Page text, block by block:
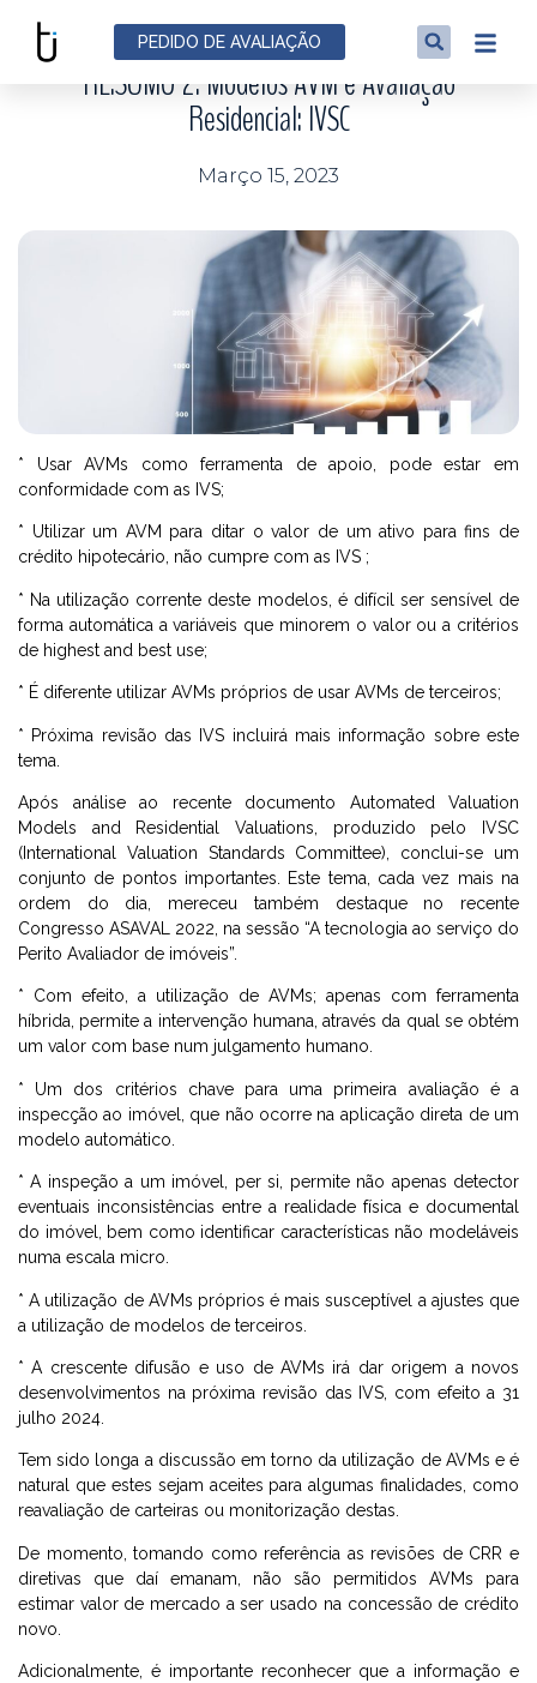
PEDIDO DE AVALIAÇÃO
NOTÍCIAS
RE:SUMO 2: Modelos AVM e Avaliação
Residencial: IVSC
Março 15, 2023
* Usar AVMs como ferramenta de apoio, pode estar em
conformidade com as IVS;
* Utilizar um AVM para ditar o valor de um ativo para fins de
crédito hipotecário, não cumpre com as IVS ;
* Na utilização corrente deste modelos, é difícil ser sensível de
forma automática a variáveis que minorem o valor ou a critérios
de highest and best use;
* É diferente utilizar AVMs próprios de usar AVMs de terceiros;
* Próxima revisão das IVS incluirá mais informação sobre este
tema.
Após análise ao recente documento Automated Valuation
Models and Residential Valuations, produzido pelo IVSC
(International Valuation Standards Committee), conclui-se um
conjunto de pontos importantes. Este tema, cada vez mais na
ordem do dia, mereceu também destaque no recente
Congresso ASAVAL 2022, na sessão “A tecnologia ao serviço do
Perito Avaliador de imóveis”.
* Com efeito, a utilização de AVMs; apenas com ferramenta
híbrida, permite a intervenção humana, através da qual se obtém
um valor com base num julgamento humano.
* Um dos critérios chave para uma primeira avaliação é a
inspecção ao imóvel, que não ocorre na aplicação direta de um
modelo automático.
* A inspeção a um imóvel, per si, permite não apenas detector
eventuais inconsistências entre a realidade física e documental
do imóvel, bem como identificar características não modeláveis
numa escala micro.
* A utilização de AVMs próprios é mais susceptível a ajustes que
a utilização de modelos de terceiros.
* A crescente difusão e uso de AVMs irá dar origem a novos
desenvolvimentos na próxima revisão das IVS, com efeito a 31
julho 2024.
Tem sido longa a discussão em torno da utilização de AVMs e é
natural que estes sejam aceites para algumas finalidades, como
reavaliação de carteiras ou monitorização destas.
De momento, tomando como referência as revisões de CRR e
diretivas que daí emanam, não são permitidos AVMs para
estimar valor de mercado a ser usado na concessão de crédito
novo.
Adicionalmente, é importante reconhecer que a informação e